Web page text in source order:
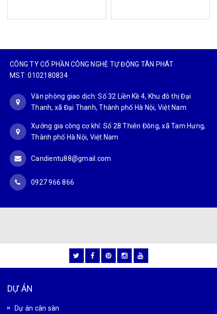
CÔNG TY CỔ PHẦN CÔNG NGHỆ TỰ ĐỘNG TÂN PHÁT